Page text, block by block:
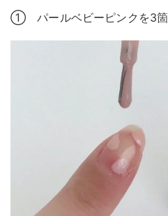
① パールベビーピンクを3箇